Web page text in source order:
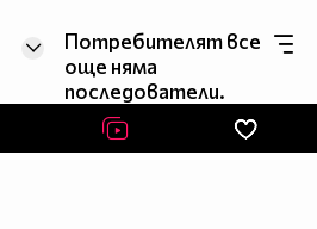
Потребителят все
още няма
последователи.